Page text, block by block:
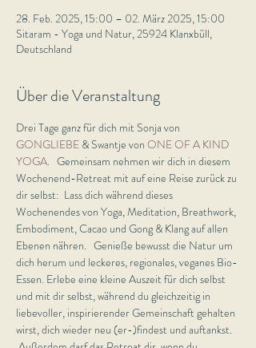
28. Feb. 2025, 15:00 – 02. März 2025, 15:00
Sitaram - Yoga und Natur, 25924 Klanxbüll,
Deutschland
Über die Veranstaltung
Drei Tage ganz für dich mit Sonja von
GONGLIEBE & Swantje von ONE OF A KIND
YOGA.   Gemeinsam nehmen wir dich in diesem
Wochenend-Retreat mit auf eine Reise zurück zu
dir selbst:  Lass dich während dieses
Wochenendes von Yoga, Meditation, Breathwork,
Embodiment, Cacao und Gong & Klang auf allen
Ebenen nähren.   Genieße bewusst die Natur um
dich herum und leckeres, regionales, veganes Bio-
Essen. Erlebe eine kleine Auszeit für dich selbst
und mit dir selbst, während du gleichzeitig in
liebevoller, inspirierender Gemeinschaft gehalten
wirst, dich wieder neu (er-)findest und auftankst.